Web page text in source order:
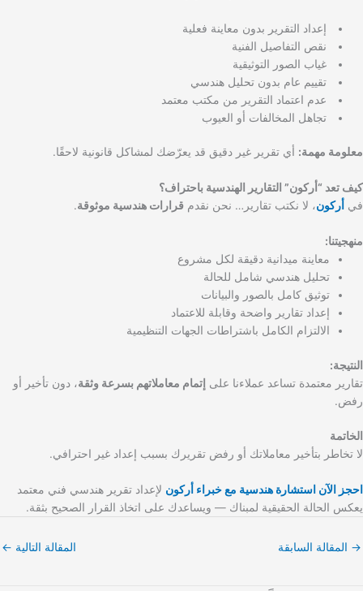
إعداد التقرير بدون معاينة فعلية
نقص التفاصيل الفنية
غياب الصور التوثيقية
تقييم عام بدون تحليل هندسي
عدم اعتماد التقرير من مكتب معتمد
تجاهل المخالفات أو العيوب
معلومة مهمة: أي تقرير غير دقيق قد يعرّضك لمشاكل قانونية لاحقًا.
كيف تعد “أركون” التقارير الهندسية باحتراف؟
في أركون، لا نكتب تقارير… نحن نقدم قرارات هندسية موثوقة.
منهجيتنا:
معاينة ميدانية دقيقة لكل مشروع
تحليل هندسي شامل للحالة
توثيق كامل بالصور والبيانات
إعداد تقارير واضحة وقابلة للاعتماد
الالتزام الكامل باشتراطات الجهات التنظيمية
النتيجة:
تقارير معتمدة تساعد عملاءنا على إتمام معاملاتهم بسرعة وثقة، دون تأخير أو
رفض.
الخاتمة
لا تخاطر بتأخير معاملاتك أو رفض تقريرك بسبب إعداد غير احترافي.
احجز الآن استشارة هندسية مع خبراء أركون لإعداد تقرير هندسي فني معتمد
يعكس الحالة الحقيقية لمبناك — ويساعدك على اتخاذ القرار الصحيح بثقة.
→ المقالة السابقة المقالة التالية ←